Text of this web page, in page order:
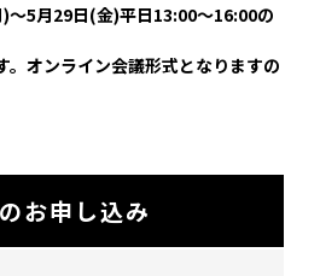
5月29日(金)平日13:00～16:00の
オンライン会議形式となりますの
お申し込み